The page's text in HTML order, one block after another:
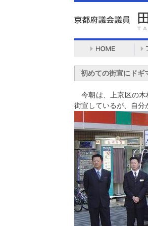
初めての街宣にドギ
今朝は、上京区の木
街宣しているが、自分